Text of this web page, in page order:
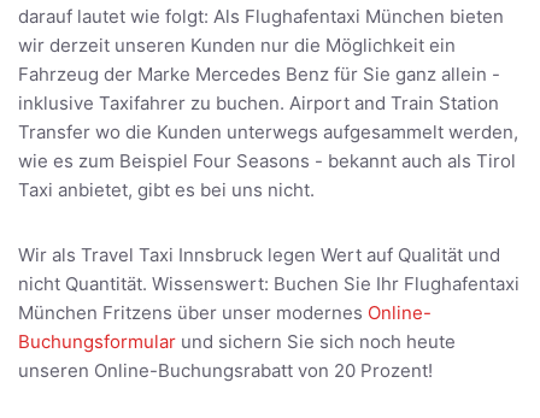
darauf lautet wie folgt: Als Flughafentaxi München bieten
wir derzeit unseren Kunden nur die Möglichkeit ein
Fahrzeug der Marke Mercedes Benz für Sie ganz allein -
inklusive Taxifahrer zu buchen. Airport and Train Station
Transfer wo die Kunden unterwegs aufgesammelt werden,
wie es zum Beispiel Four Seasons - bekannt auch als Tirol
Taxi anbietet, gibt es bei uns nicht.
Wir als Travel Taxi Innsbruck legen Wert auf Qualität und
nicht Quantität. Wissenswert: Buchen Sie Ihr Flughafentaxi
München Fritzens über unser modernes Online-
Buchungsformular und sichern Sie sich noch heute
unseren Online-Buchungsrabatt von 20 Prozent!